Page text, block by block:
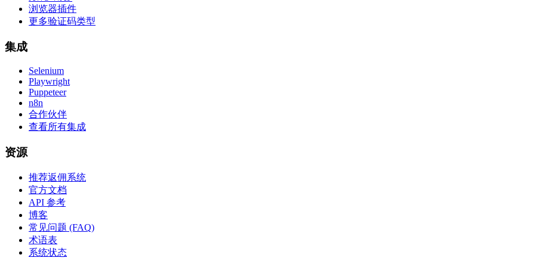
浏览器插件
更多验证码类型
集成
Selenium
Playwright
Puppeteer
n8n
合作伙伴
查看所有集成
资源
推荐返佣系统
官方文档
API 参考
博客
常见问题 (FAQ)
术语表
系统状态